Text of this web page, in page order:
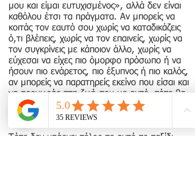
μου και είμαι ευτυχισμένος», αλλά δεν είναι
καθόλου έτσι τα πράγματα. Αν μπορείς να
κοιτάς τον εαυτό σου χωρίς να καταδικάζεις
ό,τι βλέπεις, χωρίς να τον επαινείς, χωρίς να
τον συγκρίνεις με κάποιον άλλο, χωρίς να
εύχεσαι να είχες πιο όμορφο πρόσωπο ή να
ήσουν πιο ενάρετος, πιο έξυπνος ή πιο καλός,
αν μπορείς να παρατηρείς εκείνο που είσαι και
να προχωράς στη ζωή σου με αυτό, τότε θα
ανακαλύψεις ότι μπορείς να φτάσεις πάρα
πολύ μακριά.
Τότε δεν υπάρχει τέλος σε αυτό το ταξίδι,